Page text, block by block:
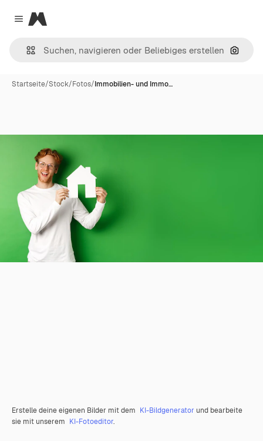
Close menu
Magnific
Nach
Startseite/Stock/Fotos/Immobilien- und Immo…
Erstelle deine eigenen Bilder mit dem KI-Bildgenerator und bearbeite
sie mit unserem KI-Fotoeditor.